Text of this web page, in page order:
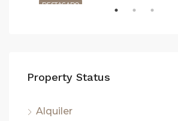
DESTACADO
Property Status
Alquiler